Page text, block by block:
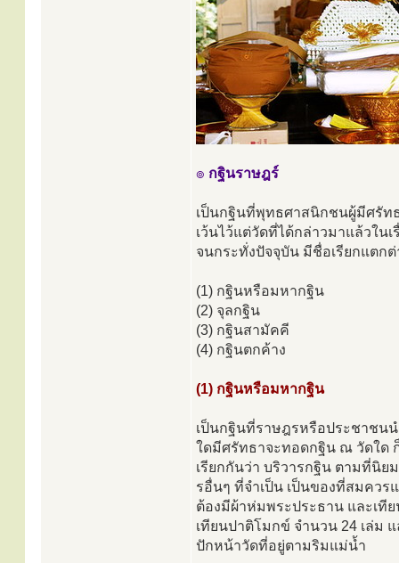
๏ กฐินราษฎร์
เป็นกฐินที่พุทธศาสนิกชนผู้มีศรัท
เว้นไว้แต่วัดที่ได้กล่าวมาแล้วใน
จนกระทั่งปัจจุบัน มีชื่อเรียกแตก
(1) กฐินหรือมหากฐิน
(2) จุลกฐิน
(3) กฐินสามัคคี
(4) กฐินตกค้าง
(1) กฐินหรือมหากฐิน
เป็นกฐินที่ราษฎรหรือประชาชน
ใดมีศรัทธาจะทอดกฐิน ณ วัดใด
เรียกกันว่า บริวารกฐิน ตามที่นิย
รอื่นๆ ที่จำเป็น เป็นของที่สมคว
ต้องมีผ้าห่มพระประธาน และเที
เทียนปาติโมกข์ จำนวน 24 เล่ม
ปักหน้าวัดที่อยู่ตามริมแม่น้ำ